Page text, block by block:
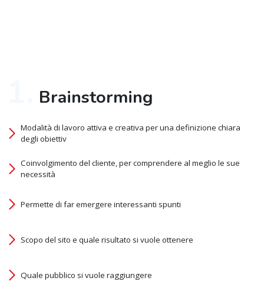
Brainstorming
Modalità di lavoro attiva e creativa per una definizione chiara
degli obiettiv
Coinvolgimento del cliente, per comprendere al meglio le sue
necessità
Permette di far emergere interessanti spunti
Scopo del sito e quale risultato si vuole ottenere
Quale pubblico si vuole raggiungere